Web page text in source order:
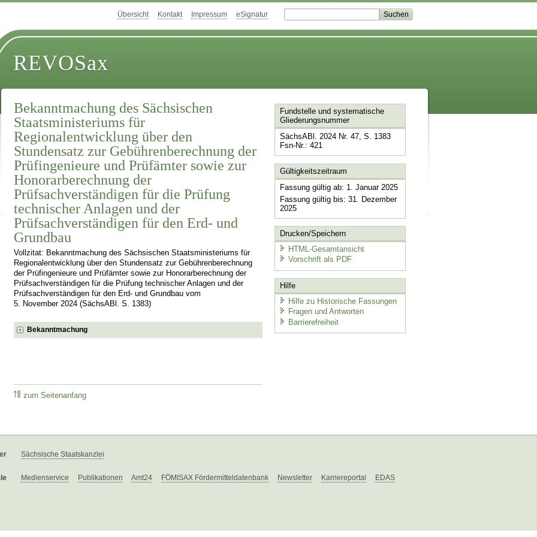
Übersicht Kontakt Impressum eSignatur
REVOSax
Bekanntmachung des Sächsischen
Staatsministeriums für
Regionalentwicklung über den
Stundensatz zur Gebührenberechnung der
Prüfingenieure und Prüfämter sowie zur
Honorarberechnung der
Prüfsachverständigen für die Prüfung
technischer Anlagen und der
Prüfsachverständigen für den Erd- und
Grundbau
Vollzitat: Bekanntmachung des Sächsischen Staatsministeriums für
Regionalentwicklung über den Stundensatz zur Gebührenberechnung
der Prüfingenieure und Prüfämter sowie zur Honorarberechnung der
Prüfsachverständigen für die Prüfung technischer Anlagen und der
Prüfsachverständigen für den Erd- und Grundbau vom
5. November 2024 (SächsABl. S. 1383)
Bekanntmachung
zum Seitenanfang
Fundstelle und systematische
Gliederungsnummer
SächsABl. 2024 Nr. 47, S. 1383
Fsn-Nr.: 421
Gültigkeitszeitraum
Fassung gültig ab: 1. Januar 2025
Fassung gültig bis: 31. Dezember
2025
Drucken/Speichern
HTML-Gesamtansicht
Vorschrift als PDF
Hilfe
Hilfe zu Historische Fassungen
Fragen und Antworten
Barrierefreiheit
Sächsische Staatskanzlei
Medienservice Publikationen Amt24 FÖMISAX Fördermitteldatenbank Newsletter Karriereportal EDAS